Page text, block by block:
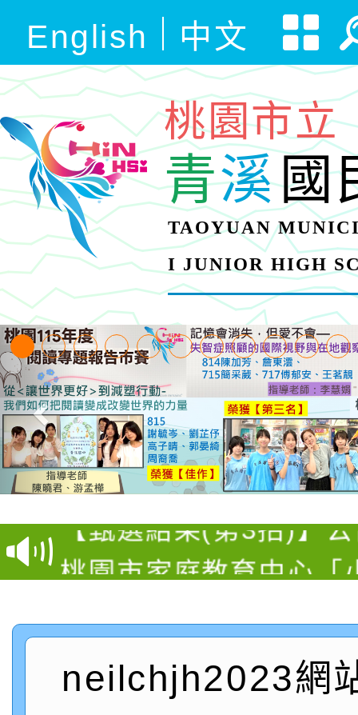
English 中文
桃園市立
青溪國
TAOYUAN
I JUNIOR HIGH
【甄選結果(第11招)】
學年度第1學期第7次代
結果(第11招)
【甄選結果(第3招)】
學年度第1學期第9次代
桃園市家庭教育中心「
「祖孫樂淘桃」、「愛
絕-親子共學同樂會」
員」簡章及活動海報，
踴躍報名參加
115學年度新生訓練注
115學年度新生補報到
neilchjh2023網